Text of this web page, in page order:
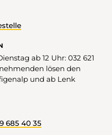
ab 12 Uhr: 032 621
und ab Lenk
685 40 35